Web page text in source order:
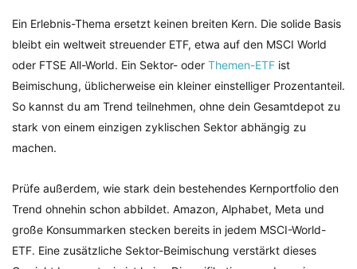
Ein Erlebnis-Thema ersetzt keinen breiten Kern. Die solide Basis
bleibt ein weltweit streuender ETF, etwa auf den MSCI World
oder FTSE All-World. Ein Sektor- oder Themen-ETF ist
Beimischung, üblicherweise ein kleiner einstelliger Prozentanteil.
So kannst du am Trend teilnehmen, ohne dein Gesamtdepot zu
stark von einem einzigen zyklischen Sektor abhängig zu
machen.
Prüfe außerdem, wie stark dein bestehendes Kernportfolio den
Trend ohnehin schon abbildet. Amazon, Alphabet, Meta und
große Konsummarken stecken bereits in jedem MSCI-World-
ETF. Eine zusätzliche Sektor-Beimischung verstärkt dieses